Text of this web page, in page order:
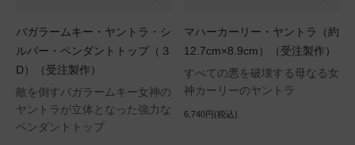
バガラームキー・ヤントラ・シ
ルバー・ペンダントトップ（３
D）（受注製作）
敵を倒すバガラームキー女神の
ヤントラが立体となった強力な
ペンダントトップ
マハーカーリー・ヤントラ（約
12.7cm×8.9cm）（受注製作）
すべての悪を破壊する母なる女
神カーリーのヤントラ
6,740円(税込)